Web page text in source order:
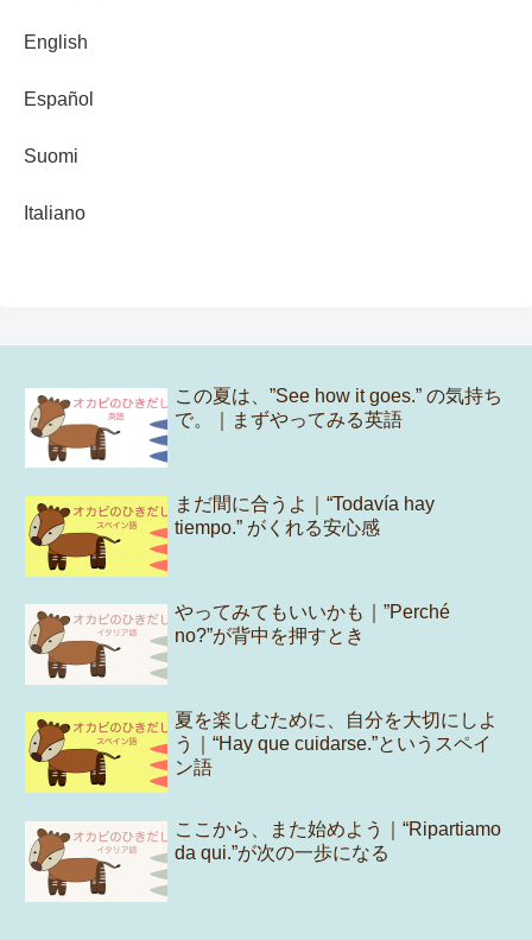
English
Español
Suomi
Italiano
この夏は、”See how it goes.” の気持ち
で。｜まずやってみる英語
まだ間に合うよ｜“Todavía hay
tiempo.” がくれる安心感
やってみてもいいかも｜”Perché
no?”が背中を押すとき
夏を楽しむために、自分を大切にしよ
う｜“Hay que cuidarse.”というスペイ
ン語
ここから、また始めよう｜“Ripartiamo
da qui.”が次の一歩になる